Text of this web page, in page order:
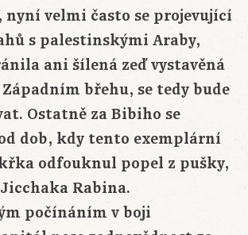
velmi často se projevující
s palestinskými Araby,
ani šílená zeď vystavěná
břehu, se tedy bude
Ostatně za Bibiho se
dob, kdy tento exemplární
odfouknul popel z pušky,
Rabina.
počínáním v boji